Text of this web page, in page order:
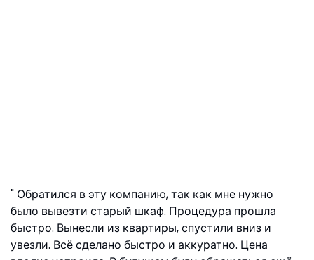
Обратился в эту компанию, так как мне нужно
было вывезти старый шкаф. Процедура прошла
быстро. Вынесли из квартиры, спустили вниз и
увезли. Всё сделано быстро и аккуратно. Цена